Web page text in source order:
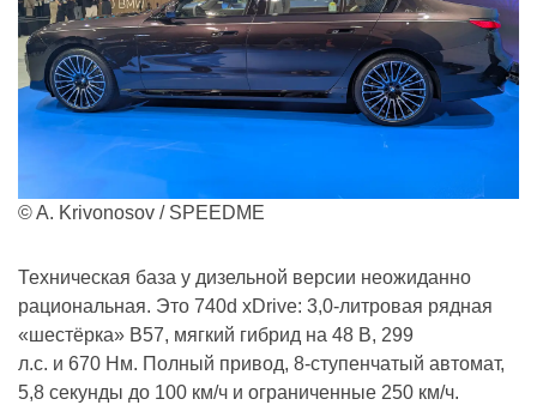
© A. Krivonosov / SPEEDME
Техническая база у дизельной версии неожиданно
рациональная. Это 740d xDrive: 3,0-литровая рядная
«шестёрка» B57, мягкий гибрид на 48 В, 299
л.с. и 670 Нм. Полный привод, 8-ступенчатый автомат,
5,8 секунды до 100 км/ч и ограниченные 250 км/ч.